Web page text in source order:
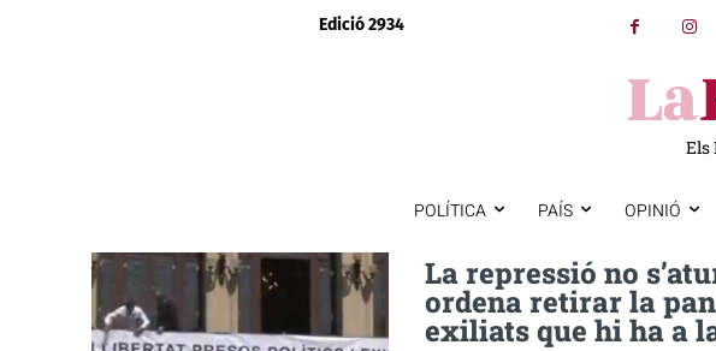
Edició 2934
Els
POLÍTICA PAÍS OPINIÓ
La repressió no
ordena retirar la
exiliats que hi ha a